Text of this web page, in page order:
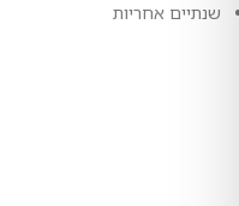
שנתיים אחריות